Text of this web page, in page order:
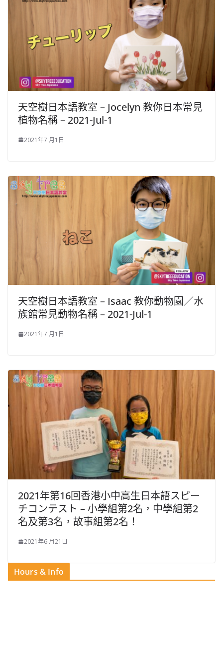
天空樹日本語教室 – Jocelyn​ 教你日本常見
植物名稱 – 2021-Jul-1
2021年7 月1日
天空樹日本語教室 – Isaac 教你動物園／水
族館常見動物名稱 – 2021-Jul-1
2021年7 月1日
2021年第16回香港小中高生日本語スピー
チコンテスト – 小學組第2名，中學組第2
名及第3名，故事組第2名！
2021年6 月21日
Hours & Info